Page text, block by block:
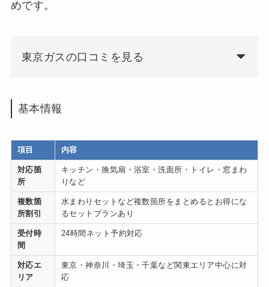
めです。
東京ガスの口コミを見る
基本情報
項目 内容
対応箇
所
キッチン・換気扇・浴室・洗面所・トイレ・窓まわ
りなど
複数箇
所割引
水まわりセットなど複数箇所をまとめるとお得にな
るセットプランあり
受付時
間
24時間ネット予約対応
対応エ
リア
東京・神奈川・埼玉・千葉など関東エリア中心に対
応